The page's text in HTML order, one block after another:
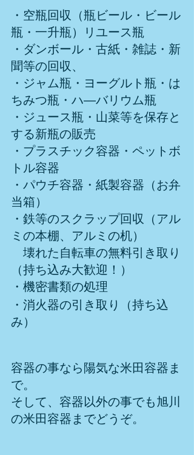
・空瓶回収（瓶ビール・ビール
瓶・一升瓶）リユース瓶
・ダンボール・古紙・雑誌・新
聞等の回収、
・ジャム瓶・ヨーグルト瓶・は
ちみつ瓶・ハ―バリウム瓶
・ジュース瓶・山菜等を保存と
する新瓶の販売
・プラスチック容器・ペットボ
トル容器
・パウチ容器・紙製容器（お弁
当箱）
・鉄等のスクラップ回収（アル
ミの本棚、アルミの机）
壊れた自転車の無料引き取り
（持ち込み大歓迎！）
・機密書類の処理
・消火器の引き取り（持ち込
み）
容器の事なら陽気な米田容器ま
で。
そして、容器以外の事でも旭川
の米田容器までどうぞ。